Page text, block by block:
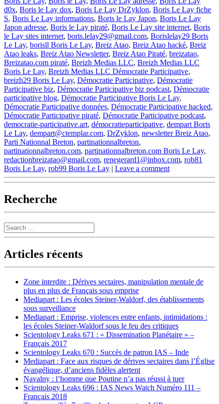
d0x, Boris le Lay dox, Boris Le Lay DrZyklon, Boris Le Lay fiche
S, Boris Le Lay informations, Boris le Lay Japon, Boris Le Lay
Japon adresse, Boris le Lay piraté, Boris Le Lay site internet, Boris
le Lay sites internet, boris.lelay29@gmail.com, Borislelay29 Boris
Le Lay, borisll Boris Le Lay, Breiz Atao, Breiz Atao hacké, Breiz
Atao leaks, Breiz Atao Newsletter, Breiz Atao Piraté, breizatao,
Breizatao.com piraté, Breizh Medias LLC, Breizh Medias LLC
Boris Le Lay, Breizh Medias LLC Démocratie Participative,
breizh29 Boris Le Lay, Démocratie Participative, Démocratie
Participative biz, Démocratie Participative biz podcast, Démocratie
participative blog, Démocratie Participative Boris Le Lay,
Démocratie Participative données, Démocratie Participative hacked,
Démocratie Participative piraté, Démocratie Participative podcast,
democratie-participative.art, démocratieparticipative, dempart Boris
Le Lay, dempart@ctemplar.com, DrZyklon, newsletter Breiz Atao,
Parti Nationnal Breton, partinationnalbreton,
partinationnalbreton.com, partinationnalbreton.com Boris Le Lay,
redactionbreizatao@gmail.com, renegerard1@inbox.com, rob81
Boris Le Lay, rob99 Boris Le Lay | Leave a comment
Recherche
Search
Articles récents
Zone interdite : Dérives sectaires, manipulation mentale de
plus en plus de Français sous emprise
Mediapart : Les écoles Steiner-Waldorf, des établissements
sous surveillance
Mediapart : Emprise, violences entre enfants, intimidations :
les écoles Steiner-Waldorf sous le feu des critiques
Scientology Leaks 671 : « Dissemination Planétaire » –
Français 2017
Scientology Leaks 670 : Succès de patron IAS – Inde
Mediapart : Face aux risques de dérives sectaires dans l’Église
évangélique, d’anciens fidèles alertent
Navalny : l’homme que Poutine n’a pas réussi à tuer
Scientology Leaks 696 : IAS News Watch Numéro 111 –
Français 2018